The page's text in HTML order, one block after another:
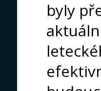
byly